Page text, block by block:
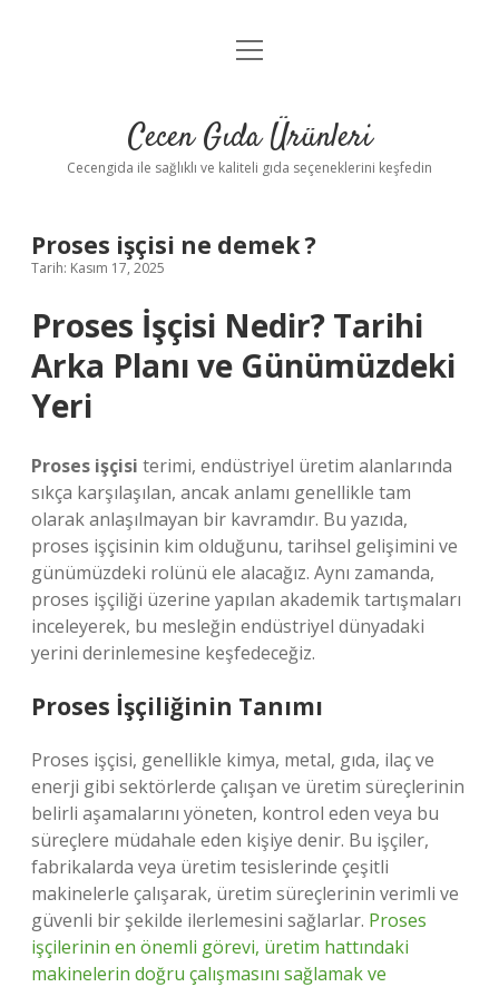
Anasayfa
Yasal Uyarı
menüyü
Cecen Gıda Ürünleri
Cecengida ile sağlıklı ve kaliteli gıda seçeneklerini keşfedin
Proses işçisi ne demek ?
Tarih: Kasım 17, 2025
Proses İşçisi Nedir? Tarihi
Arka Planı ve Günümüzdeki
Yeri
Proses işçisi terimi, endüstriyel üretim alanlarında
sıkça karşılaşılan, ancak anlamı genellikle tam
olarak anlaşılmayan bir kavramdır. Bu yazıda,
proses işçisinin kim olduğunu, tarihsel gelişimini ve
günümüzdeki rolünü ele alacağız. Aynı zamanda,
proses işçiliği üzerine yapılan akademik tartışmaları
inceleyerek, bu mesleğin endüstriyel dünyadaki
yerini derinlemesine keşfedeceğiz.
Proses İşçiliğinin Tanımı
Proses işçisi, genellikle kimya, metal, gıda, ilaç ve
enerji gibi sektörlerde çalışan ve üretim süreçlerinin
belirli aşamalarını yöneten, kontrol eden veya bu
süreçlere müdahale eden kişiye denir. Bu işçiler,
fabrikalarda veya üretim tesislerinde çeşitli
makinelerle çalışarak, üretim süreçlerinin verimli ve
güvenli bir şekilde ilerlemesini sağlarlar. Proses
işçilerinin en önemli görevi, üretim hattındaki
makinelerin doğru çalışmasını sağlamak ve